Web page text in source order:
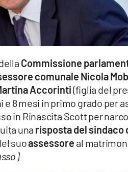
Commissione
comunale Nicola
Accorinti(figlia del
8 mesi in primo grado per
in Rinascita Scott per
una risposta del sindaco
suoassessore al